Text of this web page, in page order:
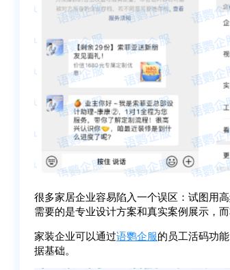
很多家居企业容易陷入一个误区：试图用
需要的是专业设计方案和真实案例展示，而
家装企业可以通过语鹦企服的员工活码功
据基础。